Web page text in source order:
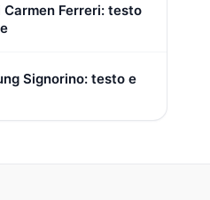
Carmen Ferreri: testo
Signorino: testo e